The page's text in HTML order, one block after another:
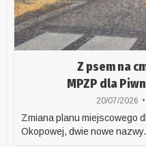
Z psem na
MPZP dla
20/07/2026
Zmiana planu miejscowego
Okopowej, dwie nowe